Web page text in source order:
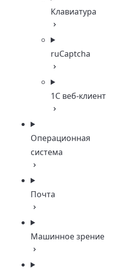
Клавиатура
ruCaptcha
1C веб-клиент
Операционная
система
Почта
Машинное зрение